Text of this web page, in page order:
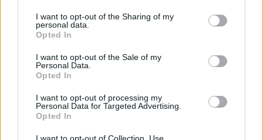
not limited to your visit or usage behaviour. You may click to
grant or deny consent to Google and its third-party tags to
use your data for below specified purposes in below Google
consent section.
I want to opt-out of the Sharing of my
personal data.
Opted In
I want to opt-out of the Sale of my
Personal Data.
Opted In
I want to opt-out of processing my
Personal Data for Targeted Advertising.
Opted In
ADÁSRÉSZLETEK #VIDEÓ # INSPIRÁCIÓ
BOLDOGSÁG
ÉLETMÓD #NISSAN